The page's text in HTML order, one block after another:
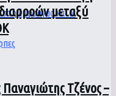
Τζένος –
μεταξύ